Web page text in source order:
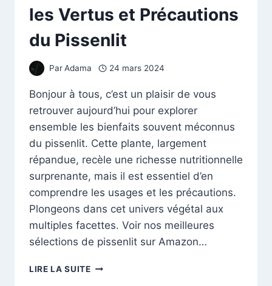
les Vertus et Précautions
du Pissenlit
ParAdama 24 mars 2024
Bonjour à tous, c’est un plaisir de vous
retrouver aujourd’hui pour explorer
ensemble les bienfaits souvent méconnus
du pissenlit. Cette plante, largement
répandue, recèle une richesse nutritionnelle
surprenante, mais il est essentiel d’en
comprendre les usages et les précautions.
Plongeons dans cet univers végétal aux
multiples facettes. Voir nos meilleures
sélections de pissenlit sur Amazon…
LIRE LA SUITELE